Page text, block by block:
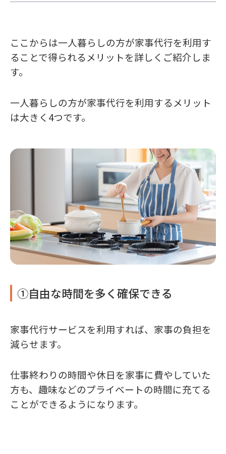
ここからは一人暮らしの方が家事代行を利用す
ることで得られるメリットを詳しくご紹介しま
す。
一人暮らしの方が家事代行を利用するメリット
は大きく4つです。
①自由な時間を多く確保できる
家事代行サービスを利用すれば、家事の負担を
減らせます。
仕事終わりの時間や休日を家事に費やしていた
方も、趣味などのプライベートの時間に充てる
ことができるようになります。